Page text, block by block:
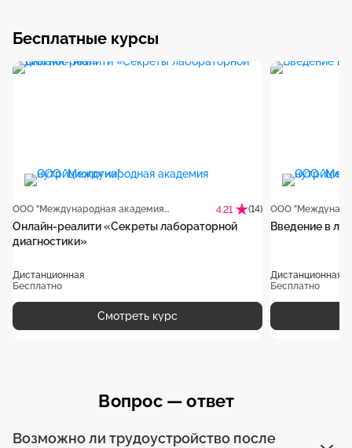
Бесплатные курсы
ООО "Международная академия нутрициологии" 4.21 (14)
Онлайн-реалити «Секреты лабораторной
диагностики»
Дистанционная
Бесплатно
Смотреть курс
Введение в
Дистанционная
Бесплатно
Вопрос — ответ
Возможно ли трудоустройство после